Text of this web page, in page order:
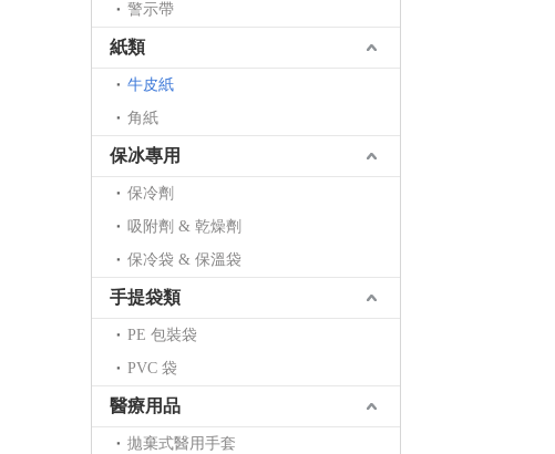
警示帶
紙類
牛皮紙
角紙
保冰專用
保冷劑
吸附劑 & 乾燥劑
保冷袋 & 保溫袋
手提袋類
PE 包裝袋
PVC 袋
醫療用品
拋棄式醫用手套